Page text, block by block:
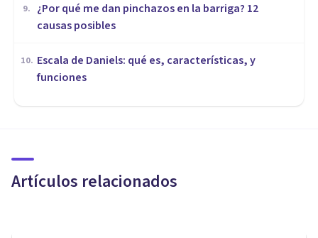
9.
¿Por qué me dan pinchazos en la barriga? 12
causas posibles
10. Escala de Daniels: qué es, características, y
funciones
Artículos relacionados
Adinamia: características y
movimiento